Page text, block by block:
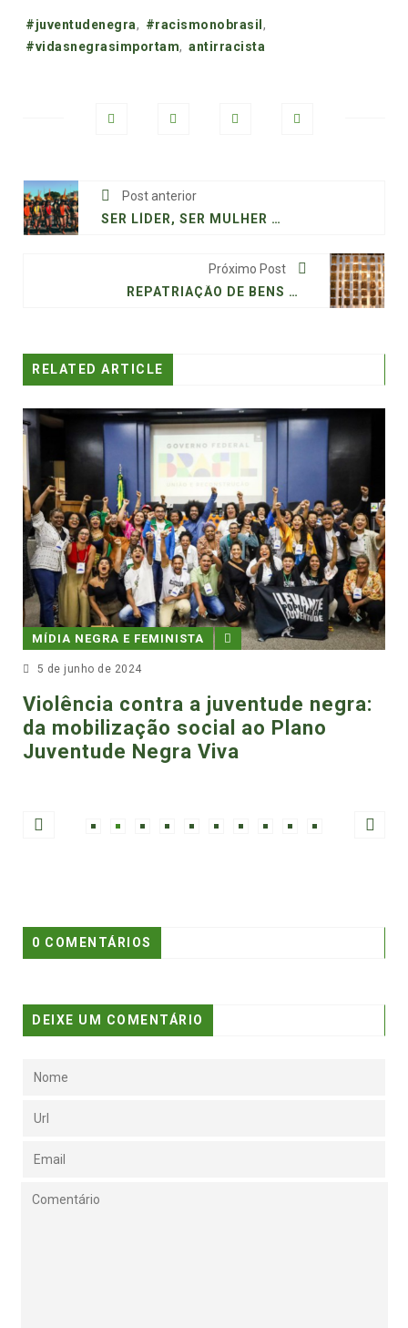
Tags:
#juventudenegra, #racismonobrasil ,
#vidasnegrasimportam, antirracista
Post anterior
SER LÍDER, SER MULHER E SER INDÍGENA: TRÊS DESAFIOS, TRÊS BARREIRAS
Próximo Post
REPATRIAÇÃO DE BENS CULTURAIS: O DEBATE SOBRE COLEÇÕES FORMADAS A PARTIR DE LEGADO COLONIAL
RELATED ARTICLE
E FEMINISTA
de 2024
contra a juventude negra:
social ao Plano
Negra Viva
MÍDIA
19 de março
baleada
0 COMENTÁRIOS
DEIXE UM COMENTÁRIO